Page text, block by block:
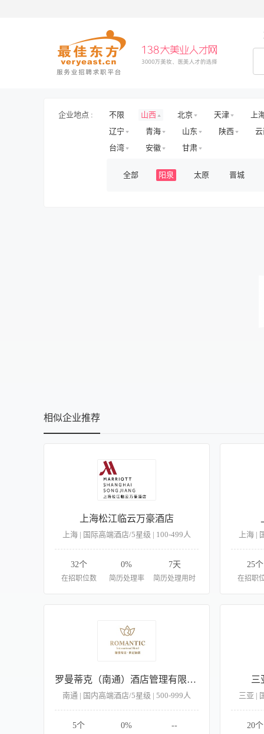
企业地点 : 不限 山西 北京 天津
上
辽宁
青海 山东 陕西
台湾
安徽 甘肃
全部 阳泉 太原 晋城
相似企业推荐
上海松江临云万豪酒店
上海 | 国际高端酒店/5星级 | 100-499人
32个
在招职位数
0%
简历处理率
7天
简历处理用时
上海 |
25个
在招职
罗曼蒂克（南通）酒店管理有限公司
南通 | 国内高端酒店/5星级 | 500-999人
5个 0% --
三
三亚 |
20个